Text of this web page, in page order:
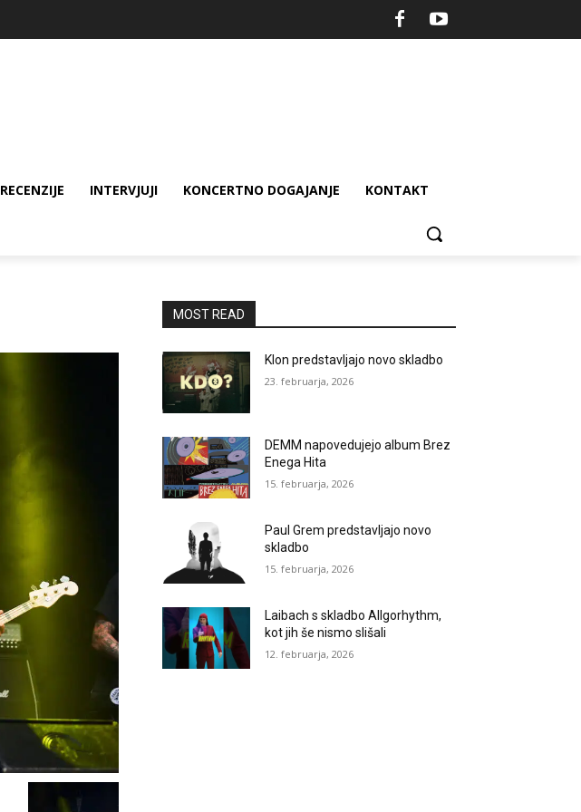
RECENZIJE INTERVJUJI KONCERTNO DOGAJANJE KONTAKT
MOST READ
Klon predstavljajo novo skladbo
23. februarja, 2026
DEMM napovedujejo album Brez
Enega Hita
15. februarja, 2026
Paul Grem predstavljajo novo
skladbo
15. februarja, 2026
Laibach s skladbo Allgorhythm,
kot jih še nismo slišali
12. februarja, 2026